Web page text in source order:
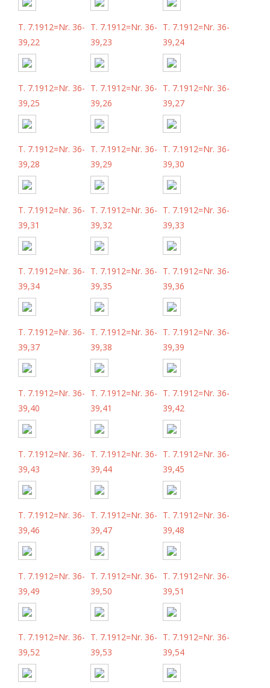
T. 7.1912=Nr. 36-
39,22
T. 7.1912=Nr. 36-
39,23
T. 7.1912=Nr. 36-
39,24
T. 7.1912=Nr. 36-
39,25
T. 7.1912=Nr. 36-
39,26
T. 7.1912=Nr. 36-
39,27
T. 7.1912=Nr. 36-
39,28
T. 7.1912=Nr. 36-
39,29
T. 7.1912=Nr. 36-
39,30
T. 7.1912=Nr. 36-
39,31
T. 7.1912=Nr. 36-
39,32
T. 7.1912=Nr. 36-
39,33
T. 7.1912=Nr. 36-
39,34
T. 7.1912=Nr. 36-
39,35
T. 7.1912=Nr. 36-
39,36
T. 7.1912=Nr. 36-
39,37
T. 7.1912=Nr. 36-
39,38
T. 7.1912=Nr. 36-
39,39
T. 7.1912=Nr. 36-
39,40
T. 7.1912=Nr. 36-
39,41
T. 7.1912=Nr. 36-
39,42
T. 7.1912=Nr. 36-
39,43
T. 7.1912=Nr. 36-
39,44
T. 7.1912=Nr. 36-
39,45
T. 7.1912=Nr. 36-
39,46
T. 7.1912=Nr. 36-
39,47
T. 7.1912=Nr. 36-
39,48
T. 7.1912=Nr. 36-
39,49
T. 7.1912=Nr. 36-
39,50
T. 7.1912=Nr. 36-
39,51
T. 7.1912=Nr. 36-
39,52
T. 7.1912=Nr. 36-
39,53
T. 7.1912=Nr. 36-
39,54